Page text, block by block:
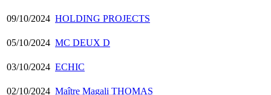
09/10/2024 HOLDING PROJECTS
05/10/2024 MC DEUX D
03/10/2024 ECHIC
02/10/2024 Maître Magali THOMAS